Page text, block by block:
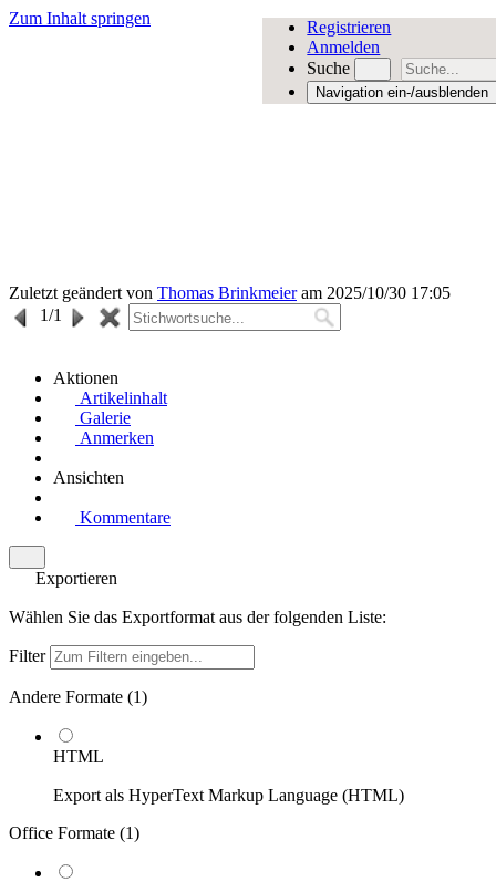
Zum Inhalt springen
Registrieren
Anmelden
Suche
Navigation ein-/ausblenden
Zuletzt geändert von Thomas Brinkmeieram 2025/10/30 17:05
1/1
Aktionen
Artikelinhalt
Galerie
Anmerken
Ansichten
Kommentare
Exportieren
Wählen Sie das Exportformat aus der folgenden Liste:
Filter
Andere Formate (1)
HTML
Export als HyperText Markup Language (HTML)
Office Formate (1)